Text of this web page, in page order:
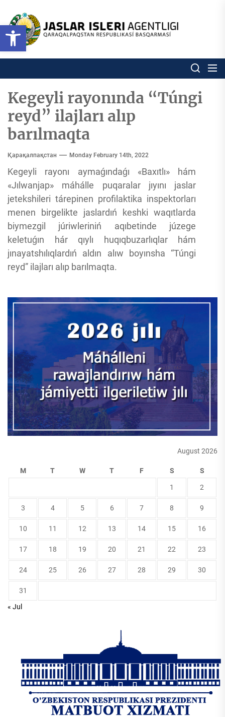
Open toolbar
content
Respublikası
basqarması
Ózbekstan jaslar isleri
Kegeyli rayonında “Túngi
reyd” ilajları alıp
barılmaqta
Қарақалпақстан Monday February 14th, 2022
Kegeyli rayonı aymaǵındaǵı «Baxıtlı» hám
«Jılwanjap» máhálle puqaralar jıyını jaslar
jetekshileri tárepinen profilaktika inspektorları
menen birgelikte jaslardıń keshki waqıtlarda
biymezgil júriwleriniń aqıbetinde júzege
keletuǵın hár qıylı huqıqbuzarlıqlar hám
jınayatshılıqlardıń aldın alıw boyınsha “Túngi
reyd” ilajları alıp barılmaqta.
August 2026
M T W T F S S
1 2
3 4 5 6 7 8 9
10 11 12 13 14 15 16
17 18 19 20 21 22 23
24 25 26 27 28 29 30
31
« Jul